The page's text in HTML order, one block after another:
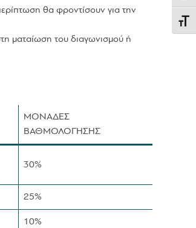
θα φροντίσουν για την
ματαίωση του διαγωνισμού ή
ΜΟΝΑΔΕΣ
ΒΑΘΜΟΛΟΓΗΣΗΣ
30%
25%
10%